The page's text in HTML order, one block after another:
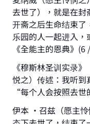
去世了），就是在
开斋之后生命结束
乐园的人一起进入，
《全能主的恩典》(6
《穆斯林圣训实录
悦之）传述：我听到
“每个人会按照去世
伊本 ·召兹（愿主
good will earn